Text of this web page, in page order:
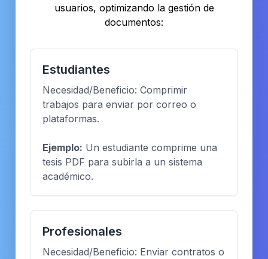
usuarios, optimizando la gestión de
documentos:
Estudiantes
Necesidad/Beneficio: Comprimir
trabajos para enviar por correo o
plataformas.
Ejemplo: Un estudiante comprime una
tesis PDF para subirla a un sistema
académico.
Profesionales
Necesidad/Beneficio: Enviar contratos o